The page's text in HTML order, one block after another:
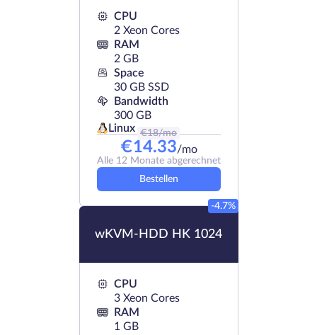
CPU
2 Xeon Cores
RAM
2 GB
Space
30 GB SSD
Bandwidth
300 GB
Linux €18/mo
€14.33/mo
Alle 12 Monate abgerechnet
Bestellen
wKVM-HDD HK 1024
-4.7%
CPU
3 Xeon Cores
RAM
1 GB